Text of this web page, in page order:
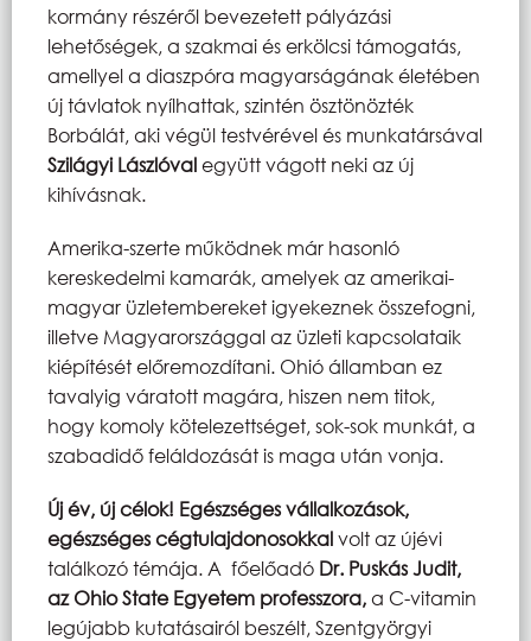
kormány részéről bevezetett pályázási
lehetőségek, a szakmai és erkölcsi támogatás,
amellyel a diaszpóra magyarságának életében
új távlatok nyílhattak, szintén ösztönözték
Borbálát, aki végül testvérével és munkatársával
Szilágyi Lászlóvalegyütt vágott neki az új
kihívásnak.
Amerika-szerte működnek már hasonló
kereskedelmi kamarák, amelyek az amerikai-
magyar üzletembereket igyekeznek összefogni,
illetve Magyarországgal az üzleti kapcsolataik
kiépítését előremozdítani. Ohió államban ez
tavalyig váratott magára, hiszen nem titok,
hogy komoly kötelezettséget, sok-sok munkát, a
szabadidő feláldozását is maga után vonja.
Új év, új célok! Egészséges vállalkozások,
egészséges cégtulajdonosokkalvolt az újévi
találkozó témája. A főelőadó Dr. Puskás Judit,
az Ohio State Egyetem professzora,a C-vitamin
legújabb kutatásairól beszélt, Szentgyörgyi